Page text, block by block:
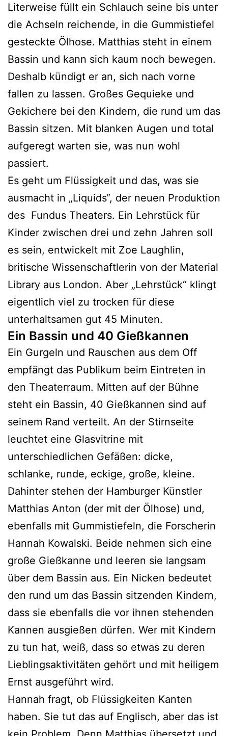
Literweise füllt ein Schlauch seine bis unter
die Achseln reichende, in die Gummistiefel
gesteckte Ölhose. Matthias steht in einem
Bassin und kann sich kaum noch bewegen.
Deshalb kündigt er an, sich nach vorne
fallen zu lassen. Großes Gequieke und
Gekichere bei den Kindern, die rund um das
Bassin sitzen. Mit blanken Augen und total
aufgeregt warten sie, was nun wohl
passiert.
Es geht um Flüssigkeit und das, was sie
ausmacht in „Liquids“, der neuen Produktion
des Fundus Theaters. Ein Lehrstück für
Kinder zwischen drei und zehn Jahren soll
es sein, entwickelt mit Zoe Laughlin,
britische Wissenschaftlerin von der Material
Library aus London. Aber „Lehrstück“ klingt
eigentlich viel zu trocken für diese
unterhaltsamen gut 45 Minuten.
Ein Bassin und 40 Gießkannen
Ein Gurgeln und Rauschen aus dem Off
empfängt das Publikum beim Eintreten in
den Theaterraum. Mitten auf der Bühne
steht ein Bassin, 40 Gießkannen sind auf
seinem Rand verteilt. An der Stirnseite
leuchtet eine Glasvitrine mit
unterschiedlichen Gefäßen: dicke,
schlanke, runde, eckige, große, kleine.
Dahinter stehen der Hamburger Künstler
Matthias Anton (der mit der Ölhose) und,
ebenfalls mit Gummistiefeln, die Forscherin
Hannah Kowalski. Beide nehmen sich eine
große Gießkanne und leeren sie langsam
über dem Bassin aus. Ein Nicken bedeutet
den rund um das Bassin sitzenden Kindern,
dass sie ebenfalls die vor ihnen stehenden
Kannen ausgießen dürfen. Wer mit Kindern
zu tun hat, weiß, dass so etwas zu deren
Lieblingsaktivitäten gehört und mit heiligem
Ernst ausgeführt wird.
Hannah fragt, ob Flüssigkeiten Kanten
haben. Sie tut das auf Englisch, aber das ist